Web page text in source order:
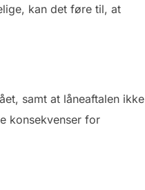
kan det føre til, at
samt at låneaftalen ikke
konsekvenser for